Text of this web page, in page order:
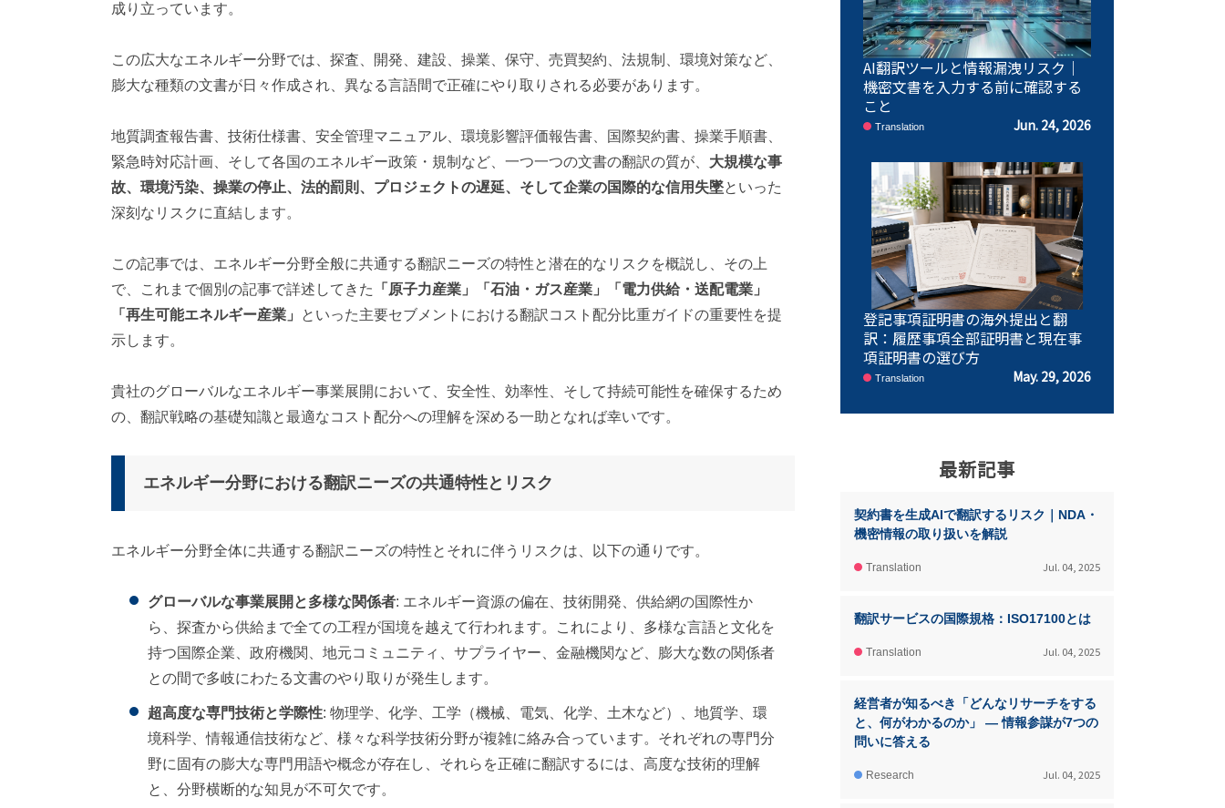
国
対
成り立っています。
この広大なエネルギー分野では、探査、開発、建設、操業、保守、売買契約、法規制、環境対策など、
膨大な種類の文書が日々作成され、異なる言語間で正確にやり取りされる必要があります。
地質調査報告書、技術仕様書、安全管理マニュアル、環境影響評価報告書、国際契約書、操業手順書、
緊急時対応計画、そして各国のエネルギー政策・規制など、一つ一つの文書の翻訳の質が、 大規模な事
故、環境汚染、操業の停止、法的罰則、プロジェクトの遅延、そして企業の国際的な信用失墜といった
深刻なリスクに直結します。
この記事では、エネルギー分野全般に共通する翻訳ニーズの特性と潜在的なリスクを概説し、その上
で、これまで個別の記事で詳述してきた
「原子力産業」「石油・ガス産業」「電力供給・送配電業」
「再生可能エネルギー産業」
といった主要セブメントにおける翻訳コスト配分比重ガイドの重要性を提
示します。
貴社のグローバルなエネルギー事業展開において、安全性、効率性、そして持続可能性を確保するため
の、翻訳戦略の基礎知識と最適なコスト配分への理解を深める一助となれば幸いです。
エネルギー分野における翻訳ニーズの共通特性とリスク
エネルギー分野全体に共通する翻訳ニーズの特性とそれに伴うリスクは、以下の通りです。
グローバルな事業展開と多様な関係者: エネルギー資源の偏在、技術開発、供給網の国際性か
ら、探査から供給まで全ての工程が国境を越えて行われます。これにより、多様な言語と文化を
持つ国際企業、政府機関、地元コミュニティ、サプライヤー、金融機関など、膨大な数の関係者
との間で多岐にわたる文書のやり取りが発生します。
超高度な専門技術と学際性: 物理学、化学、工学（機械、電気、化学、土木など）、地質学、環
境科学、情報通信技術など、様々な科学技術分野が複雑に絡み合っています。それぞれの専門分
野に固有の膨大な専門用語や概念が存在し、それらを正確に翻訳するには、高度な技術的理解
と、分野横断的な知見が不可欠です。
AI翻訳ツールと情報漏洩リスク｜
機密文書を入力する前に確認する
こと
Translation Jun. 24, 2026
登記事項証明書の海外提出と翻
訳：履歴事項全部証明書と現在事
項証明書の選び方
Translation May. 29, 2026
最新記事
契約書を生成AIで翻訳するリスク｜NDA・
機密情報の取り扱いを解説
Translation Jul. 04, 2025
翻訳サービスの国際規格：ISO17100とは
Translation Jul. 04, 2025
経営者が知るべき「どんなリサーチをする
と、何がわかるのか」 ― 情報参謀が7つの
問いに答える
Research Jul. 04, 2025